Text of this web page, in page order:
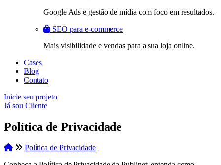
Google Ads e gestão de mídia com foco em resultados.
SEO para e-commerce
Mais visibilidade e vendas para a sua loja online.
Cases
Blog
Contato
Inicie seu projeto
Já sou Cliente
Política de Privacidade
Política de Privacidade